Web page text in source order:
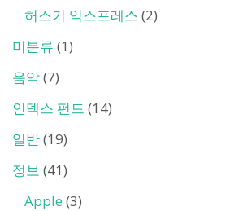
허스키 익스프레스 (2)
미분류 (1)
음악(7)
인덱스 펀드 (14)
일반(19)
정보 (41)
Apple (3)